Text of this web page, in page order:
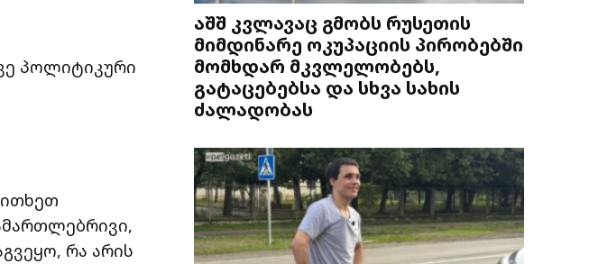
პოლიტიკური
რა არის
აშშ კვლავაც გმობს რუსეთის
მიმდინარე ოკუპაციის პირობებში
მომხდარ მკვლელობებს,
გატაცებებსა და სხვა სახის
ძალადობას